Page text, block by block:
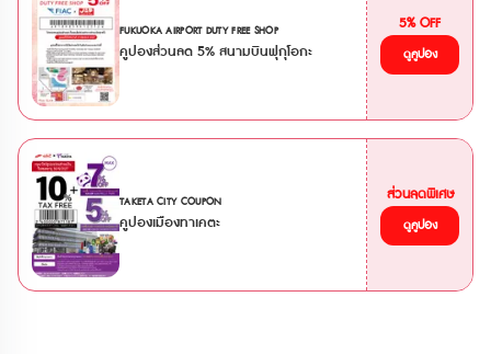
ได้ 90 วัน เนื่องจากต้องนำ Voucher JR ไป
แลกตั๋วจริงที่ญี่ปุ่นภายในไม่เกิน 90 วัน
**กรณีทำรายการสั่งซื้อตั๋ว E-Ticket
ภายในเวลา 13.00 น. จะได้รับ Voucher
ทางอีเมลภายในวัน และหากสั่งซื้อหลังเวลา
ดังกล่าว จะได้รับภายในวันถัดไป บัตร JR
Pass สำหรับภูมิภาคคันไซ และ บัตร Have
Fun in Okayama Pass การใช้งาน •
สามารถใช้รถไฟ Sanyo Shinkansen (Shin-
Osaka-Okayama รวมไปถึง NOZOMI,
MIZUHO) • สามารถใช้รถไฟด่วนพิเศษและ
รถไฟธรรมดา (รวมไปถึงรถไฟเร็วและรถไฟ
เร็วพิเศษ) ภายใน Area แบบไม่ระบุที่นั่ง •
สามารถทำ Reserved Seat ที่ตู้ปกติได้ฟรี
แบบไม่จำกัดครั้ง สามารถใช้กับขบวน Sanyo
Shinkansen (Shin-Osaka-Okayama) และ
Saitama New Urban Transit (Ōmiya -
the Railway Museum) • รถไฟสาย Tokyo
Waterfront Area Rapid Transit (Rinkai) •
รถไฟ Hokuriku Shinkansen ระหว่าง
Joetsu Shinkansen ระหว่าง Tokyo - Gala
Yuzawa • รถไฟ Tohoku Shinkansen
ระหว่าง Tokyo - Nasushiobara •
รถไฟ Tobu ไม่ว่าจะเป็น Nikkō, SPACIA
Nikkō, Kinugawa และ SPACIA Kinugawa
Wide Pass กับรถไฟสาย Tokaido
Green Car หรือรถไฟตู้นอน ต้องซื้อตั๋ว
ระบุที่นั่งแบบ Super Express เพิ่มเติม * การ
โดยสาร Fujisan Express, Fujisan View
FUKUOKA AIRPORT DUTY FREE SHOP
คูปองส่วนลด 5% สนามบินฟุกุโอกะ
5% OFF
ดูคูปอง
TAKETA CITY COUPON
คูปองเมืองทาเคตะ
ส่วนลดพิเศษ
ดูคูปอง